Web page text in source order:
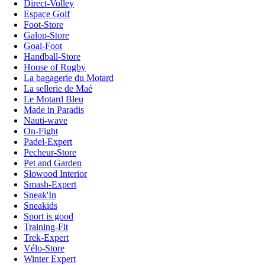
Direct-Volley
Espace Golf
Foot-Store
Galop-Store
Goal-Foot
Handball-Store
House of Rugby
La bagagerie du Motard
La sellerie de Maé
Le Motard Bleu
Made in Paradis
Nauti-wave
On-Fight
Padel-Expert
Pecheur-Store
Pet and Garden
Slowood Interior
Smash-Expert
Sneak'In
Sneakids
Sport is good
Training-Fit
Trek-Expert
Vélo-Store
Winter Expert